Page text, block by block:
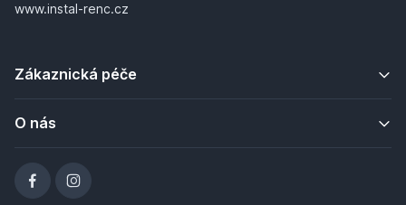
www.instal-renc.cz
Zákaznická péče
O nás